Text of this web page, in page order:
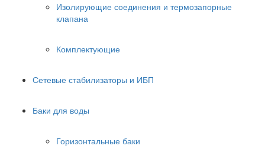
Изолирующие соединения и термозапорные
клапана
Комплектующие
Сетевые стабилизаторы и ИБП
Баки для воды
Горизонтальные баки